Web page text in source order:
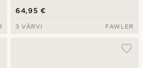
64,95 €
3 VÄRVI FAWLER